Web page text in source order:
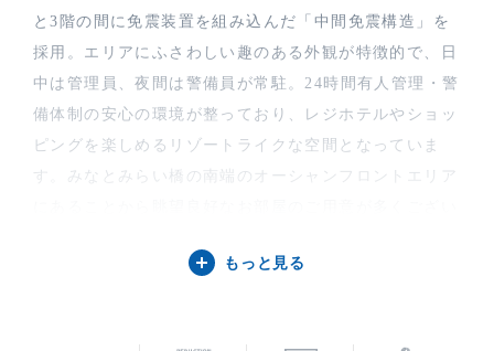
と3階の間に免震装置を組み込んだ「中間免震構造」を
採用。エリアにふさわしい趣のある外観が特徴的で、日
中は管理員、夜間は警備員が常駐。24時間有人管理・警
備体制の安心の環境が整っており、レジホテルやショッ
ピングを楽しめるリゾートライクな空間となっていま
す。みなとみらい橋の南端のオーシャンフロントエリア
っています。屋上からは東京湾を見渡すこともでき、
もっと見る